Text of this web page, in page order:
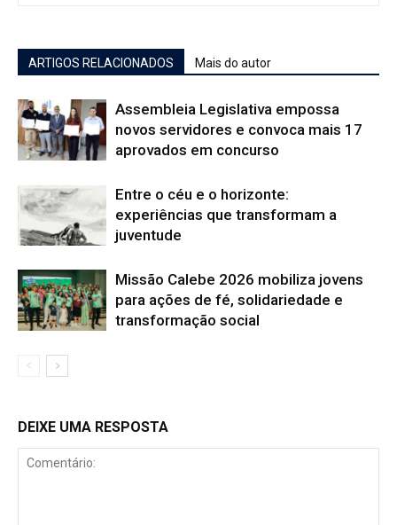
ARTIGOS RELACIONADOS Mais do autor
Assembleia Legislativa empossa
novos servidores e convoca mais 17
aprovados em concurso
Entre o céu e o horizonte:
experiências que transformam a
juventude
Missão Calebe 2026 mobiliza jovens
para ações de fé, solidariedade e
transformação social
DEIXE UMA RESPOSTA